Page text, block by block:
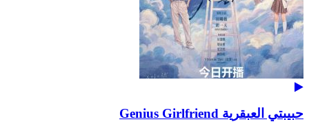
حبيبتي العبقرية Genius Girlfriend